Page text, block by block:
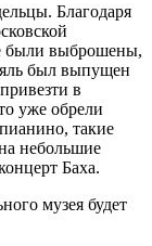
Благодаря
были выброшены,
был выпущен
в
уже обрели
такие
небольшие
Баха.
музея будет